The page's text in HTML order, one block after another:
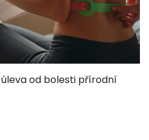
od bolesti přírodní